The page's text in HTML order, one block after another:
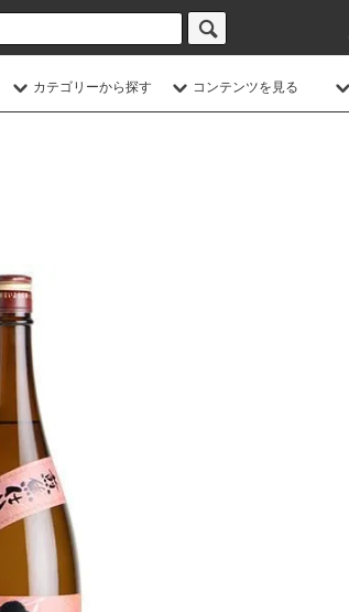
カテゴリーから探す コンテンツを見る